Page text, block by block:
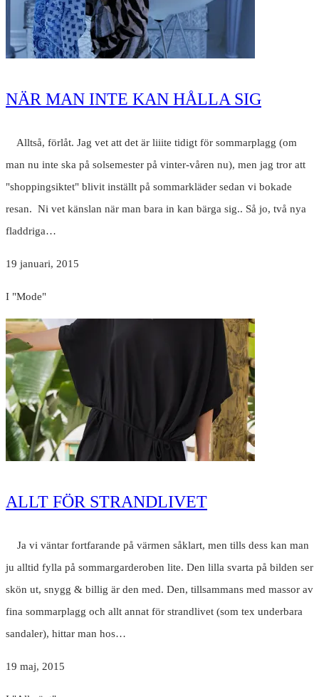
NÄR MAN INTE KAN HÅLLA SIG
Alltså, förlåt. Jag vet att det är liiite tidigt för sommarplagg (om
man nu inte ska på solsemester på vinter-våren nu), men jag tror att
"shoppingsiktet" blivit inställt på sommarkläder sedan vi bokade
resan. Ni vet känslan när man bara in kan bärga sig.. Så jo, två nya
fladdriga…
19 januari, 2015
I "Mode"
ALLT FÖR STRANDLIVET
Ja vi väntar fortfarande på värmen såklart, men tills dess kan man
ju alltid fylla på sommargarderoben lite. Den lilla svarta på bilden ser
skön ut, snygg & billig är den med. Den, tillsammans med massor av
fina sommarplagg och allt annat för strandlivet (som tex underbara
sandaler), hittar man hos…
19 maj, 2015